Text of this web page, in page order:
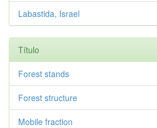
Labastida, Israel
Título
Forest stands
Forest structure
Mobile fraction